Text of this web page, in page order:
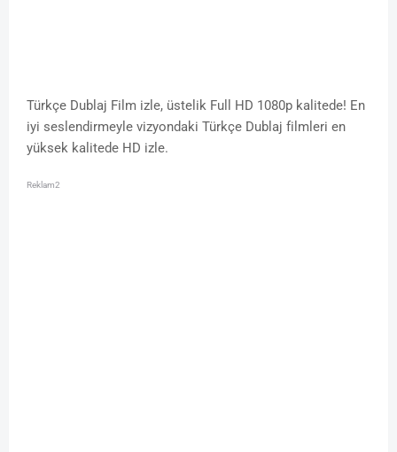
Türkçe Dublaj Film izle, üstelik Full HD 1080p kalitede! En
iyi seslendirmeyle vizyondaki Türkçe Dublaj filmleri en
yüksek kalitede HD izle.
Reklam2